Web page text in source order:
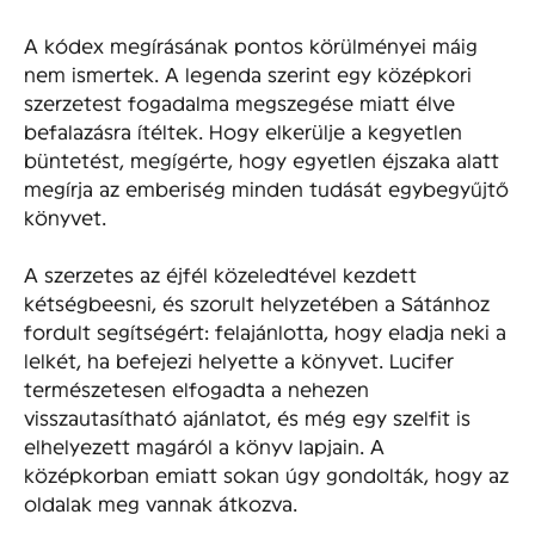
A kódex megírásának pontos körülményei máig
nem ismertek. A legenda szerint egy középkori
szerzetest fogadalma megszegése miatt élve
befalazásra ítéltek. Hogy elkerülje a kegyetlen
büntetést, megígérte, hogy egyetlen éjszaka alatt
megírja az emberiség minden tudását egybegyűjtő
könyvet.
A szerzetes az éjfél közeledtével kezdett
kétségbeesni, és szorult helyzetében a Sátánhoz
fordult segítségért: felajánlotta, hogy eladja neki a
lelkét, ha befejezi helyette a könyvet. Lucifer
természetesen elfogadta a nehezen
visszautasítható ajánlatot, és még egy szelfit is
elhelyezett magáról a könyv lapjain. A
középkorban emiatt sokan úgy gondolták, hogy az
oldalak meg vannak átkozva.